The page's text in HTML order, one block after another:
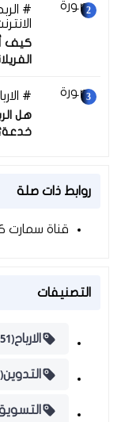
كيف
هل
روابط ذات صلة
قناة سمارت
التصنيفات
الارباح(51 )
التدوين(11 )